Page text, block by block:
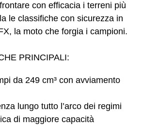
con efficacia i terreni più
le classifiche con sicurezza in
la moto che forgia i campioni.
PRINCIPALI:
da 249 cm³ con avviamento
lungo tutto l’arco dei regimi
di maggiore capacità